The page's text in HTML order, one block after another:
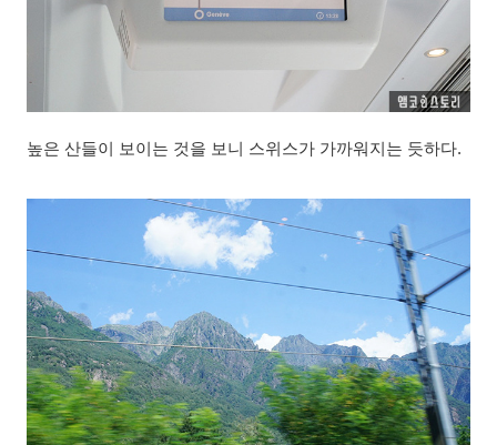
높은 산들이 보이는 것을 보니 스위스가 가까워지는 듯하다.